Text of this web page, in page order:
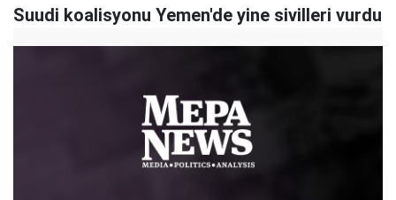
Suudi koalisyonu Yemen'de yine sivilleri vurdu